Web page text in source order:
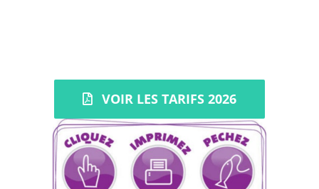
VOIR LES TARIFS 2026